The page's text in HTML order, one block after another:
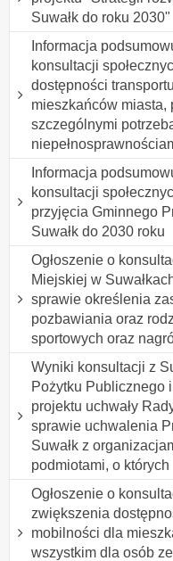
Suwałk do roku 2030"
Informacja
konsultacji
dostępności
mieszkańców miasta,
szczególnymi
Informacja
konsultacji
przyjęcia Gminnego
Suwałk do 2030 roku
Ogłoszenie o
Miejskiej w
sprawie określenia
pozbawiania oraz
sportowych oraz
Wyniki konsultacji z
Pożytku Publicznego
projektu uchwały
sprawie uchwalenia
Suwałk z
podmiotami, o których
Ogłoszenie o
zwiększenia
mobilności dla
wszystkim dla osób